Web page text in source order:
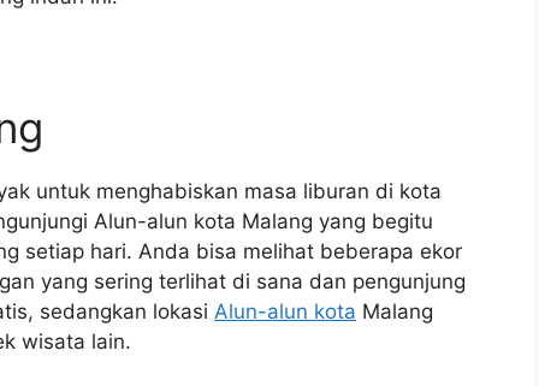
untuk menghabiskan masa liburan di kota
Alun-alun kota Malang yang begitu
setiap hari. Anda bisa melihat beberapa ekor
yang sering terlihat di sana dan pengunjung
sedangkan lokasi Alun-alun kota Malang
wisata lain.